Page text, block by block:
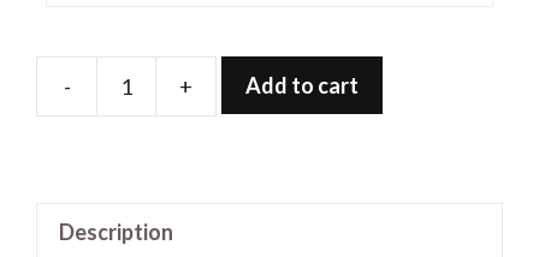
-
Folie
+ Add to cart
Description